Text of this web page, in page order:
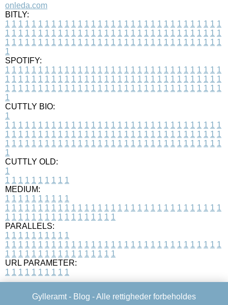
onleda.com
BITLY:
1 1 1 1 1 1 1 1 1 1 1 1 1 1 1 1 1 1 1 1 1 1 1 1 1 1 1 1 1 1 1 1 1
1 1 1 1 1 1 1 1 1 1 1 1 1 1 1 1 1 1 1 1 1 1 1 1 1 1 1 1 1 1 1 1 1
1 1 1 1 1 1 1 1 1 1 1 1 1 1 1 1 1 1 1 1 1 1 1 1 1 1 1 1 1 1 1 1 1
1
SPOTIFY:
1 1 1 1 1 1 1 1 1 1 1 1 1 1 1 1 1 1 1 1 1 1 1 1 1 1 1 1 1 1 1 1 1
1 1 1 1 1 1 1 1 1 1 1 1 1 1 1 1 1 1 1 1 1 1 1 1 1 1 1 1 1 1 1 1 1
1 1 1 1 1 1 1 1 1 1 1 1 1 1 1 1 1 1 1 1 1 1 1 1 1 1 1 1 1 1 1 1 1
1
CUTTLY BIO:
1
1 1 1 1 1 1 1 1 1 1 1 1 1 1 1 1 1 1 1 1 1 1 1 1 1 1 1 1 1 1 1 1 1
1 1 1 1 1 1 1 1 1 1 1 1 1 1 1 1 1 1 1 1 1 1 1 1 1 1 1 1 1 1 1 1 1
1 1 1 1 1 1 1 1 1 1 1 1 1 1 1 1 1 1 1 1 1 1 1 1 1 1 1 1 1 1 1 1 1
1
CUTTLY OLD:
1
1 1 1 1 1 1 1 1 1 1
MEDIUM:
1 1 1 1 1 1 1 1 1 1
1 1 1 1 1 1 1 1 1 1 1 1 1 1 1 1 1 1 1 1 1 1 1 1 1 1 1 1 1 1 1 1 1
1 1 1 1 1 1 1 1 1 1 1 1 1 1 1 1 1
PARALLELS:
1 1 1 1 1 1 1 1 1 1
1 1 1 1 1 1 1 1 1 1 1 1 1 1 1 1 1 1 1 1 1 1 1 1 1 1 1 1 1 1 1 1 1
1 1 1 1 1 1 1 1 1 1 1 1 1 1 1 1 1
URL PARAMETER:
1 1 1 1 1 1 1 1 1 1
Gylleramt - Blog - Alle rettigheder forbeholdes